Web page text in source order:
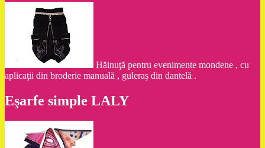
Hăinuţă pentru evenimente mondene , cu
aplicaţii din broderie manuală , guleraş din dantelă .
Eşarfe simple LALY